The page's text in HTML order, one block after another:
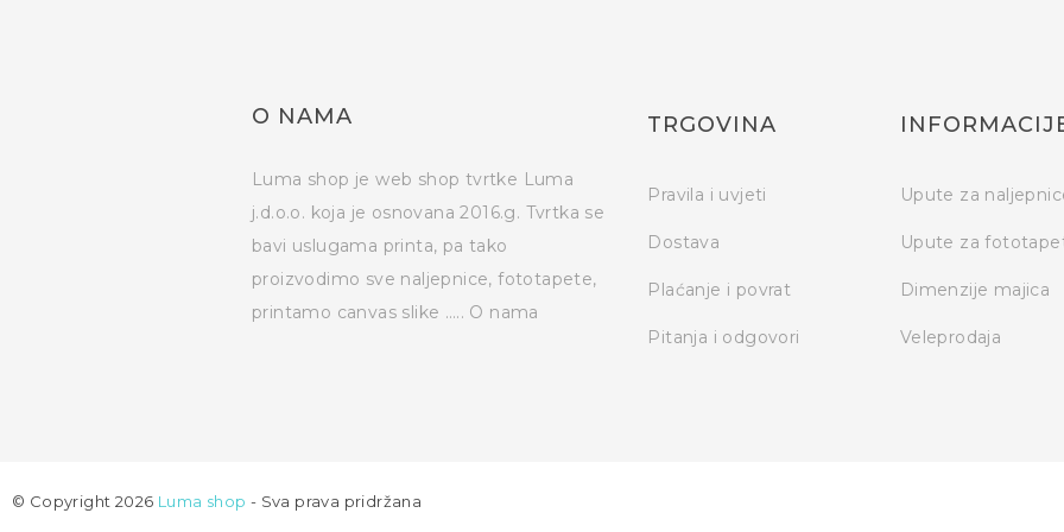
O NAMA
Luma shop je web shop tvrtke Luma
j.d.o.o. koja je osnovana 2016.g. Tvrtka se
bavi uslugama printa, pa tako
proizvodimo sve naljepnice, fototapete,
printamo canvas slike ….. O nama
TRGOVINA
Pravila i uvjeti
Dostava
Plaćanje i povrat
Pitanja i odgovori
Upute za
Upute za
Dimenzije majica
Veleprodaja
© Copyright 2026 Luma shop - Sva prava pridržana